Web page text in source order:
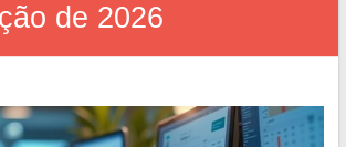
de 2026